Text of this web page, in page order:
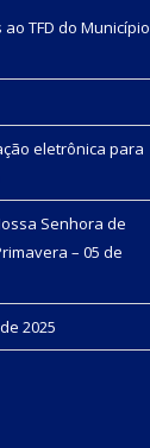
TFD do Município
eletrônica para
Senhora de
– 05 de
2025